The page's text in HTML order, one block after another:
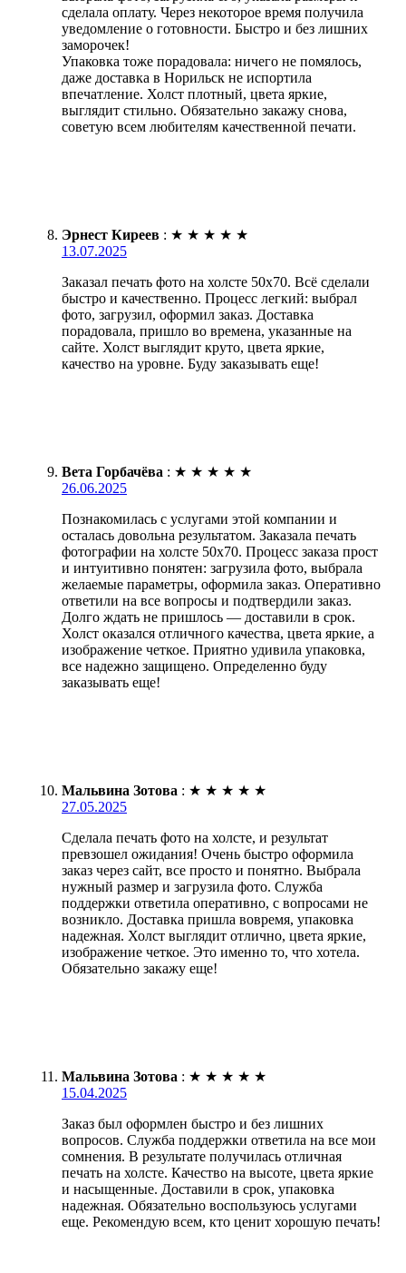
сделала оплату. Через некоторое время получила
уведомление о готовности. Быстро и без лишних
заморочек!
Упаковка тоже порадовала: ничего не помялось,
даже доставка в Норильск не испортила
впечатление. Холст плотный, цвета яркие,
выглядит стильно. Обязательно закажу снова,
советую всем любителям качественной печати.
Эрнест Киреев : ★ ★ ★ ★ ★
13.07.2025
Заказал печать фото на холсте 50х70. Всё сделали
быстро и качественно. Процесс легкий: выбрал
фото, загрузил, оформил заказ. Доставка
порадовала, пришло во времена, указанные на
сайте. Холст выглядит круто, цвета яркие,
качество на уровне. Буду заказывать еще!
Вета Горбачёва : ★ ★ ★ ★ ★
26.06.2025
Познакомилась с услугами этой компании и
осталась довольна результатом. Заказала печать
фотографии на холсте 50х70. Процесс заказа прост
и интуитивно понятен: загрузила фото, выбрала
желаемые параметры, оформила заказ. Оперативно
ответили на все вопросы и подтвердили заказ.
Долго ждать не пришлось — доставили в срок.
Холст оказался отличного качества, цвета яркие, а
изображение четкое. Приятно удивила упаковка,
все надежно защищено. Определенно буду
заказывать еще!
Мальвина Зотова : ★ ★ ★ ★ ★
27.05.2025
Сделала печать фото на холсте, и результат
превзошел ожидания! Очень быстро оформила
заказ через сайт, все просто и понятно. Выбрала
нужный размер и загрузила фото. Служба
поддержки ответила оперативно, с вопросами не
возникло. Доставка пришла вовремя, упаковка
надежная. Холст выглядит отлично, цвета яркие,
изображение четкое. Это именно то, что хотела.
Обязательно закажу еще!
Мальвина Зотова : ★ ★ ★ ★ ★
15.04.2025
Заказ был оформлен быстро и без лишних
вопросов. Служба поддержки ответила на все мои
сомнения. В результате получилась отличная
печать на холсте. Качество на высоте, цвета яркие
и насыщенные. Доставили в срок, упаковка
надежная. Обязательно воспользуюсь услугами
еще. Рекомендую всем, кто ценит хорошую печать!